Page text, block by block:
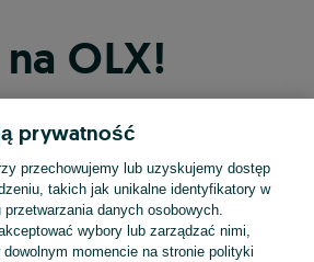
OLX!
przez Facebooka
przez konto Apple
prywatność
przechowujemy lub uzyskujemy dostęp
takich jak unikalne identyfikatory w
danych osobowych.
wybory lub zarządzać nimi,
momencie na stronie polityki